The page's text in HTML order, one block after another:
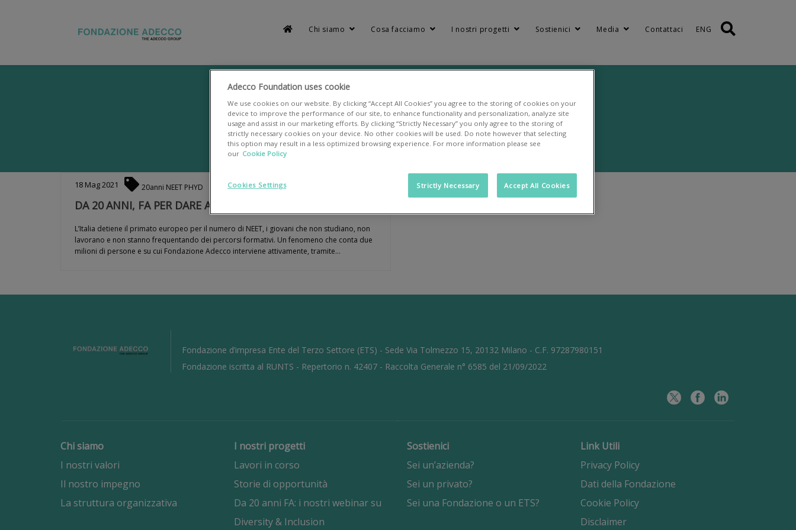
Chi siamo Cosa facciamo I nostri progetti Sostienici Media Contattaci ENG
NEET
Home NEET
18 Mag2021 20anni NEET PHYD
DA 20 ANNI, FA PER DARE AI GIOVANI UN GRANDE FUTURO
L’Italia detiene il primato europeo per il numero di NEET, i giovani che non studiano, non
lavorano e non stanno frequentando dei percorsi formativi. Un fenomeno che conta due
milioni di persone e su cui Fondazione Adecco interviene attivamente, tramite…
Fondazione d’impresa Ente del Terzo Settore (ETS) - Sede Via Tolmezzo 15, 20132 Milano - C.F. 97287980151
Fondazione iscritta al RUNTS - Repertorio n. 42407 - Raccolta Generale n° 6585 del 21/09/2022
Chi siamo
I nostri valori
Il nostro impegno
La struttura organizzativa
I nostri progetti
Lavori in corso
Storie di opportunità
Da 20 anni FA: i nostri webinar su
Diversity & Inclusion
Sostienici
Sei un’azienda?
Sei un privato?
Sei una Fondazione o un ETS?
Link Utili
Privacy Policy
Dati della Fondazione
Cookie Policy
Disclaimer
Adecco Foundation uses cookie
We use cookies on our website. By clicking “Accept All Cookies” you agree to the storing of cookies on your
device to improve the performance of our site, to enhance functionality and personalization, analyze site
usage and assist in our marketing efforts. By clicking “Strictly Necessary” you only agree to the storing of
strictly necessary cookies on your device. No other cookies will be used. Do note however that selecting
this option may result in a less optimized browsing experience. For more information please see
our Cookie Policy
Strictly Necessary Accept All Cookies
Cookies Settings